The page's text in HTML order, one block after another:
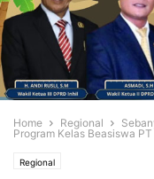
Home Regional
Program Kelas Beasiswa
Regional